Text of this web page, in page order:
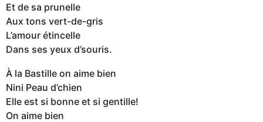
Et de sa prunelle
Aux tons vert-de-gris
L’amour étincelle
Dans ses yeux d’souris.
À la Bastille on aime bien
Nini Peau d’chien
Elle est si bonne et si gentille!
On aime bien